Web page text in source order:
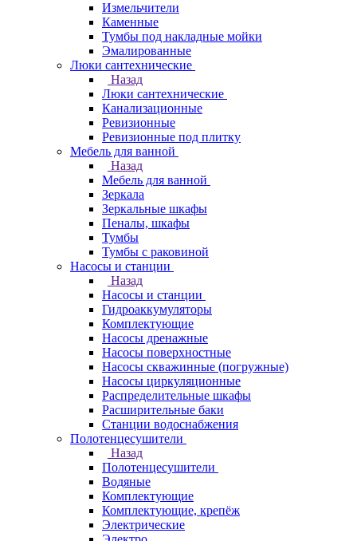
Измельчители
Каменные
Тумбы под накладные мойки
Эмалированные
Люки сантехнические
Назад
Люки сантехнические
Канализационные
Ревизионные
Ревизионные под плитку
Мебель для ванной
Назад
Мебель для ванной
Зеркала
Зеркальные шкафы
Пеналы, шкафы
Тумбы
Тумбы с раковиной
Насосы и станции
Назад
Насосы и станции
Гидроаккумуляторы
Комплектующие
Насосы дренажные
Насосы поверхностные
Насосы скважинные (погружные)
Насосы циркуляционные
Распределительные шкафы
Расширительные баки
Станции водоснабжения
Полотенцесушители
Назад
Полотенцесушители
Водяные
Комплектующие
Комплектующие, крепёж
Электрические